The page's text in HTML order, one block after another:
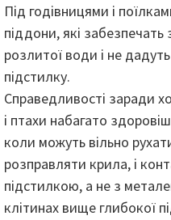
Під годівницями і
піддони, які забезпечать
розлитої води і не
підстилку.
Справедливості заради
і птахи набагато
коли можуть вільно
розправляти крила, і
підстилкою, а не з
клітинах вище глибокої